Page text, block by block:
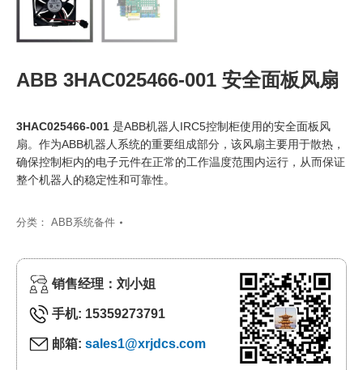
ABB 3HAC025466-001 安全面板风扇
3HAC025466-001 是ABB机器人IRC5控制柜使用的安全面板风
扇。作为ABB机器人系统的重要组成部分，该风扇主要用于散热，
确保控制柜内的电子元件在正常的工作温度范围内运行，从而保证
整个机器人的稳定性和可靠性。
分类： ABB系统备件
销售经理：刘小姐
手机: 15359273791
邮箱: sales1@xrjdcs.com